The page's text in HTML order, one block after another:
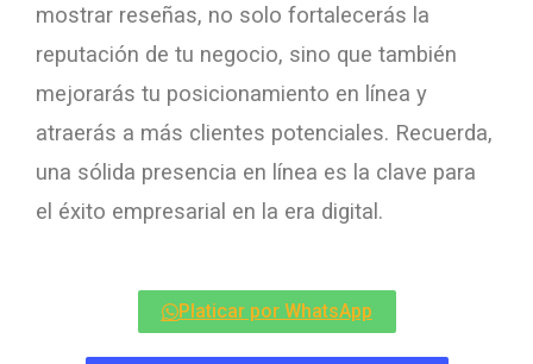
mostrar reseñas, no solo fortalecerás la
reputación de tu negocio, sino que también
mejorarás tu posicionamiento en línea y
atraerás a más clientes potenciales. Recuerda,
una sólida presencia en línea es la clave para
el éxito empresarial en la era digital.
Platicar por WhatsApp